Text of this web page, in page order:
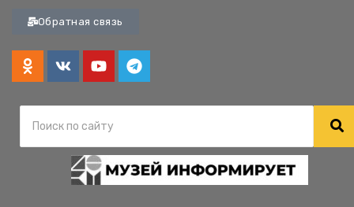
Обратная связь